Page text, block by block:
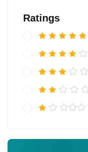
Ratings